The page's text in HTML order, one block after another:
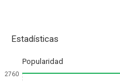
Estadísticas
Popularidad
2760